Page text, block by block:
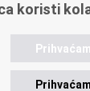
+385 1
koristi
Prihvaćam
Prihvaćam